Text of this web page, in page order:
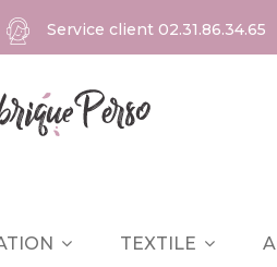
Service client 02.31.86.34.65
TEXTILE